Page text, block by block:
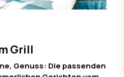
Grill
Genuss: Die passenden